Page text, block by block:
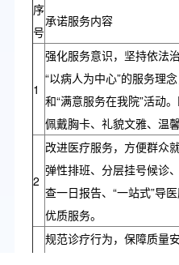
序
号
承诺服务内容
1
强化服务意识，坚持依法
“以病人为中心”的服务理
和“满意服务在我院”活动
佩戴胸卡、礼貌文雅、温
2
改进医疗服务，方便群众
弹性排班、分层挂号候诊
查一日报告、“一站式”导
优质服务。
规范诊疗行为，保障质量